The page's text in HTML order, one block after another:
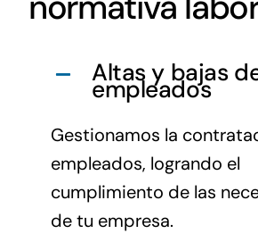
Altas y bajas
empleados
Gestionamos la
empleados, logrando el
cumplimiento de las
de tu empresa.